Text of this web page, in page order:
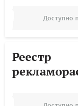
Доступно
Реестр